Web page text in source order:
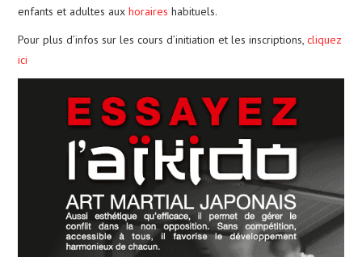
NOUS CONTACTER
enfants et adultes auxhoraires habituels.
Pour plus d’infos sur les cours d’initiation et les inscriptions,cliquez
ici